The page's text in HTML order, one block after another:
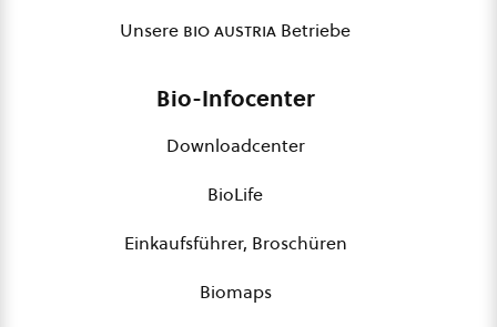
Unsere bio austria Betriebe
Bio-Infocenter
Downloadcenter
BioLife
Einkaufsführer, Broschüren
Biomaps